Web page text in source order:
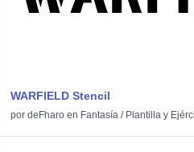
WARFIELD Stencil
por deFharo en Fantasía / Plantilla y